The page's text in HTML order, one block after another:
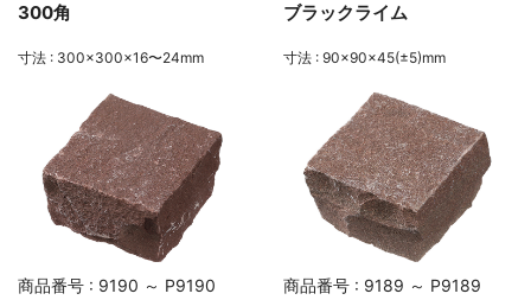
300角
寸法 : 300×300×16〜24mm
ブラックライム
寸法 : 90×90×45(±5)mm
商品番号 : 9190 ～ P9190 商品番号 : 9189 ～ P9189